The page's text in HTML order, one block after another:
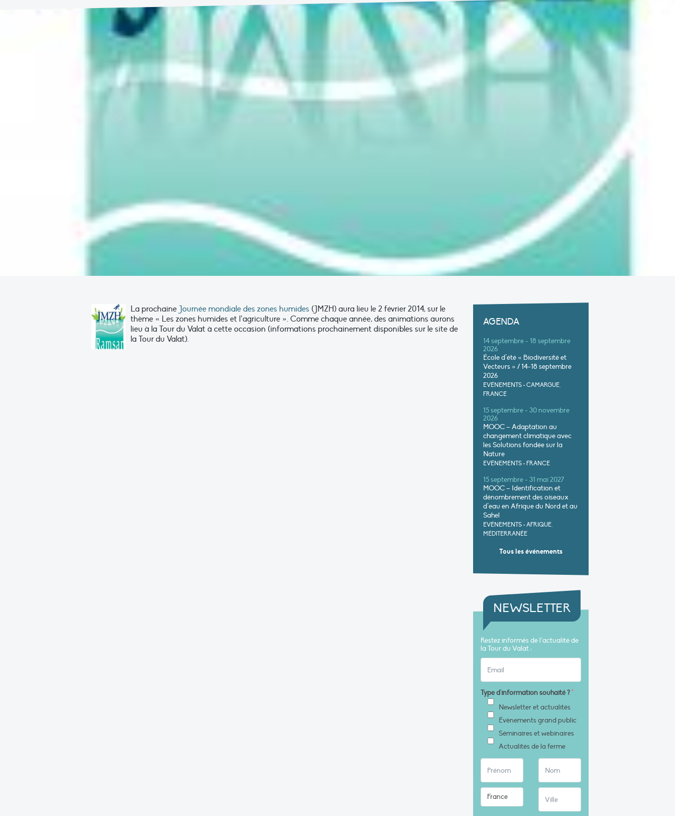
La prochaine Journée mondiale des zones humides (JMZH) aura lieu le 2 février 2014, sur le
thème « Les zones humides et l’agriculture ». Comme chaque année, des animations aurons
lieu à la Tour du Valat à cette occasion (informations prochainement disponibles sur le site de
la Tour du Valat).
AGENDA
14 septembre - 18 septembre
2026
École d’été « Biodiversité et
Vecteurs » / 14-18 septembre
2026
EVÉNEMENTS • CAMARGUE,
FRANCE
15 septembre - 30 novembre
2026
MOOC – Adaptation au
changement climatique avec
les Solutions fondée sur la
Nature
EVÉNEMENTS • FRANCE
15 septembre - 31 mai 2027
MOOC – Identification et
dénombrement des oiseaux
d’eau en Afrique du Nord et au
Sahel
EVÉNEMENTS • AFRIQUE,
MÉDITERRANÉE
Tous les événements
NEWSLETTER
Restez informés de l’actualité de
la Tour du Valat :
Type d'information souhaité ?*
Newsletter et actualités
Évènements grand public
Séminaires et webinaires
Actualités de la ferme